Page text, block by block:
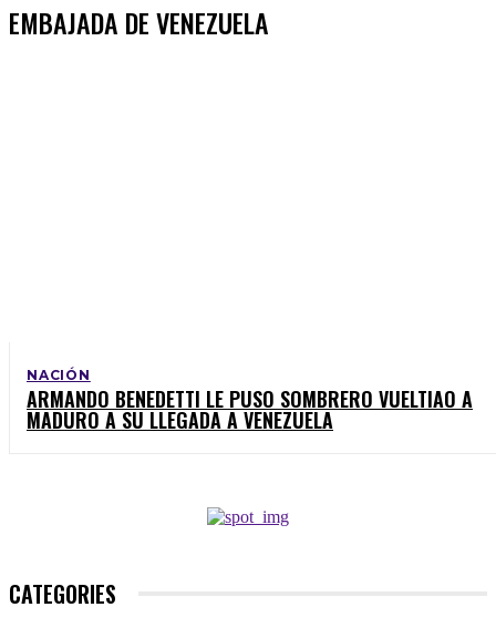
EMBAJADA DE VENEZUELA
NACIÓN
ARMANDO BENEDETTI LE PUSO SOMBRERO VUELTIAO A
MADURO A SU LLEGADA A VENEZUELA
CATEGORIES